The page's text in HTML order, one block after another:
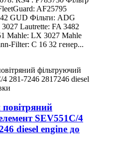
AF25795
GUD Фільти: ADG
Lautrette: FA 3482
Mahle: LX 3027 Mahle
Filter: C 16 32 генер...
SEV551C/4
diesel engine до